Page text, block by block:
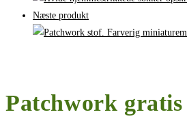
Næste produkt
Patchwork gratis